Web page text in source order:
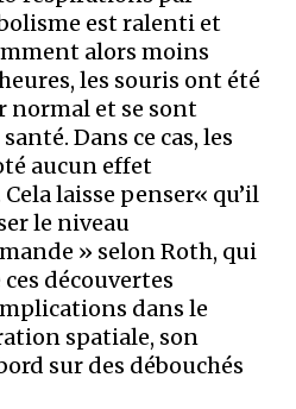
est ralenti et
alors moins
les souris ont été
normal et se sont
Dans ce cas, les
aucun effet
laisse penser« qu’il
le niveau
» selon Roth, qui
découvertes
dans le
spatiale, son
sur des débouchés